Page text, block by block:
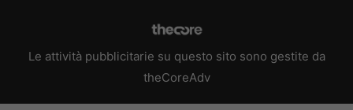
Le attività pubblicitarie su questo sito sono gestite da
theCoreAdv